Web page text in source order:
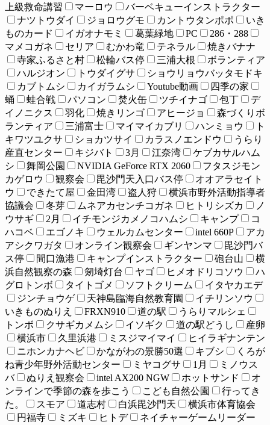
上級救命講習
マーロウ
バーベキューインストラクター
ナツトウダイ
ジョロウグモ カントウタンポポ
いき
ものカード
イガオナモミ 葛葉緑地 PC
286・288
マメコガネ
セリア むかわ竜 テネラル
焼きバナナ
寺家ふるさと村
松輪バス停 三浦大根
ボランティア
ハルジオン
トウダイグサ
ショウリョウバッタモドキ
カブトムシ
カイガラムシ Youtube動画
四季の家
蛹
蛙合戦 パソコン 焚火缶 ツチイナゴ 包丁
デ
イノニクス
羽化 焼きリンゴ アヒージョ
森づくりボ
ランティア
三浦富士 マイマイカブリ ハンミョウ
ト
キワツユクサ
ショカツサイ カラスノエンドウ
うらり
産直センター
キジバト 3月 江奈湾
ケブカサルハム
シ
舞岡公園 NVIDIA GeForce RTX 2060
フタスジモン
カゲロウ
観察会 毘沙門天入口バス停
オオアラセイト
ウ
できたて屋 金田湾 盗人狩
横浜市野外活動指導者
協議会
冬芽 ムネアカセンチコガネ ヒトリシズカ
ノ
ウサギ
2月 イチモンジカメノコハムシ キャンプ
コ
ハコベ
エゴノキ ウェルカムセンター intel 660P
アカ
アシクワガタ
オンライン観察会 ギンヤンマ
毘沙門バ
ス停
間口漁港 キャンプインストラクター 砲台山
横
浜自然観察の森
剱埼灯台 ヤゴ ヒメオドリコソウ
ハ
グロトンボ
タイトゴメ ソフトクリーム
イタヤカエデ
ジンチョウゲ
天神島臨海自然教育園
イチリンソウ
いきものぬりえ
FRXN910 道の駅
うらりマルシェ
トンボ
クサギカメムシ イソギク 道の駅どうし
産卵
横浜市
久里浜港 ミスジマイマイ
ヒイラギナンテン
ニホンカナヘビ
かながわの景勝50選 キブシ
くろが
ね青少年野外活動センター
ミヤコグサ 1月
ミノウス
バ
ぬりえ観察会 intel AX200 NGW ホットサンド
オ
ンラインで季節の森を歩こう
こども自然公園
行ってき
た。
スモア 道志村 白浜毘沙門天
横浜市体育協会
円福寺
ミズキ ヒトデ
ネイチャーゲームリーダー